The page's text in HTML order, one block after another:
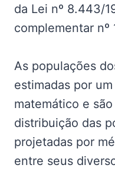
da Lei nº 8.443/
complementar nº
As populações
estimadas por
matemático e
distribuição das
projetadas por
entre seus